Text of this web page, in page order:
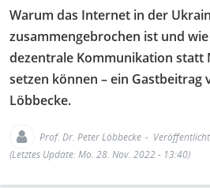
Warum das Internet in der
zusammengebrochen ist und
dezentrale Kommunikation
setzen können – ein Gastbeitrag
Löbbecke.
Prof. Dr. Peter Löbbecke
(Letztes Update: Mo. 28. Nov. 2022 - 13:40)